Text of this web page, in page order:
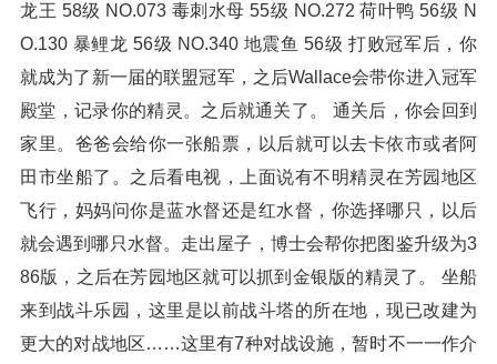
龙王 58级 NO.073 毒刺水母 55级 NO.272 荷叶鸭 56级 N
O.130 暴鲤龙 56级 NO.340 地震鱼 56级 打败冠军后，你
就成为了新一届的联盟冠军，之后Wallace会带你进入冠军
殿堂，记录你的精灵。之后就通关了。 通关后，你会回到
家里。爸爸会给你一张船票，以后就可以去卡依市或者阿
田市坐船了。之后看电视，上面说有不明精灵在芳园地区
飞行，妈妈问你是蓝水督还是红水督，你选择哪只，以后
就会遇到哪只水督。走出屋子，博士会帮你把图鉴升级为3
86版，之后在芳园地区就可以抓到金银版的精灵了。 坐船
来到战斗乐园，这里是以前战斗塔的所在地，现已改建为
更大的对战地区……这里有7种对战设施，暂时不一一作介